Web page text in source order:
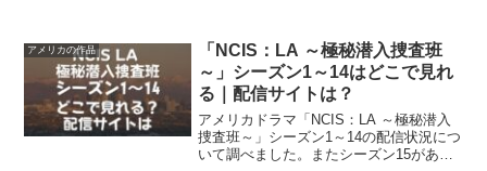
アメリカの作品
「NCIS：LA ～極秘潜入捜査班
～」シーズン1～14はどこで見れ
る｜配信サイトは？
アメリカドラマ「NCIS：LA ～極秘潜入
捜査班～」シーズン1～14の配信状況につ
いて調べました。またシーズン15がある